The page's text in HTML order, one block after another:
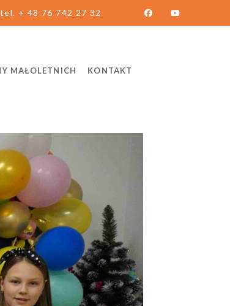
+ 48 76 742 27 32
MAŁOLETNICH KONTAKT